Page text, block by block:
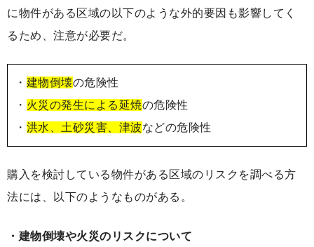
に物件がある区域の以下のような外的要因も影響してく
るため、注意が必要だ。
・ 建物倒壊の危険性
・ 火災の発生による延焼の危険性
・ 洪水、土砂災害、津波などの危険性
購入を検討している物件がある区域のリスクを調べる方
法には、以下のようなものがある。
・建物倒壊や火災のリスクについて